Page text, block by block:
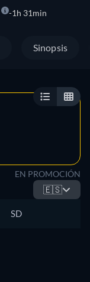
1h 31min
Sinopsis
EN PROMOCIÓN
🇪🇸
SD